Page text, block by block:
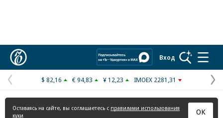
Вход
Предыдущая
страница
$ 82,16 € 94,83 ¥ 12,23 IMOEX 2281,31
Оставаясь на сайте, вы соглашаетесь с правилами использования
куки
ОК